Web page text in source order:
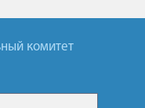
комитет